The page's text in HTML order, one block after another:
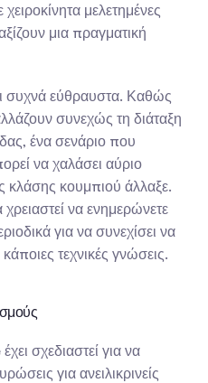
μελετημένες
μια πραγματική
συχνά εύθραυστα. Καθώς
συνεχώς τη διάταξη
ένα σενάριο που
να χαλάσει αύριο
κλάσης κουμπιού άλλαξε.
να ενημερώνετε
για να συνεχίσει να
τεχνικές γνώσεις.
σχεδιαστεί για να
για ανειλικρινείς